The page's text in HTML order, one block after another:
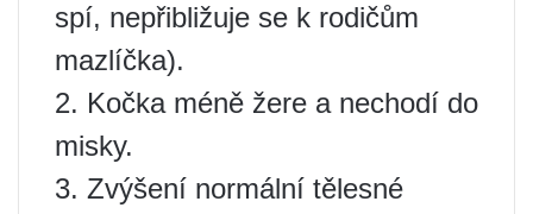
spí, nepřibližuje se k rodičům
mazlíčka).
2. Kočka méně žere a nechodí do
misky.
3. Zvýšení normální tělesné